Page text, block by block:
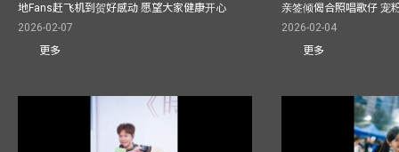
地Fans赶飞机到贺好感动 愿望大家健康开心
2026-02-07
更多
亲签倾偈合照唱歌仔 宠
2026-02-04
更多